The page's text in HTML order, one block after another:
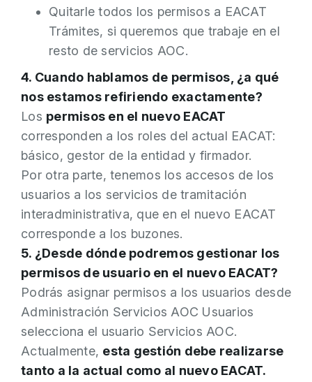
Quitarle todos los permisos a EACAT
Trámites, si queremos que trabaje en el
resto de servicios AOC.
4. Cuando hablamos de permisos, ¿a qué
nos estamos refiriendo exactamente?
Los permisos en el nuevo EACAT
corresponden a los roles del actual EACAT:
básico, gestor de la entidad y firmador.
Por otra parte, tenemos los accesos de los
usuarios a los servicios de tramitación
interadministrativa, que en el nuevo EACAT
corresponde a los buzones.
5. ¿Desde dónde podremos gestionar los
permisos de usuario en el nuevo EACAT?
Podrás asignar permisos a los usuarios desde
Administración Servicios AOC Usuarios
selecciona el usuario Servicios AOC.
Actualmente, esta gestión debe realizarse
tanto a la actual como al nuevo EACAT.